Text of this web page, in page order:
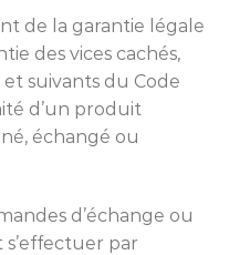
de la garantie légale
des vices cachés,
et suivants du Code
d’un produit
échangé ou
d’échange ou
par